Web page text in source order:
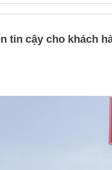
tin cậy cho khách